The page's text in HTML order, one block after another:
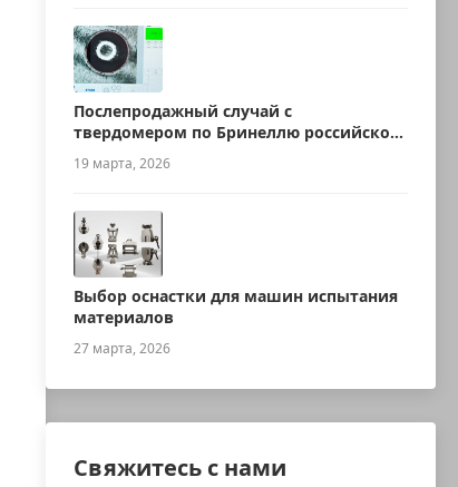
Послепродажный случай с
твердомером по Бринеллю российского
производства
19 марта, 2026
Выбор оснастки для машин испытания
материалов
27 марта, 2026
Свяжитесь с нами